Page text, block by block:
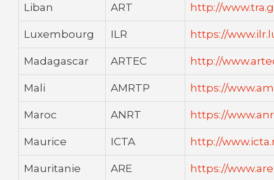
Liban ART http://
Luxembourg ILR https://
Madagascar ARTEC http://
Mali AMRTP https://
Maroc ANRT https://
Maurice ICTA http://
Mauritanie ARE https://